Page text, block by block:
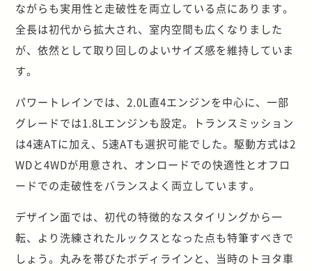
ながらも実用性と走破性を両立している点にあります。
全長は初代から拡大され、室内空間も広くなりました
が、依然として取り回しのよいサイズ感を維持していま
す。
パワートレインでは、2.0L直4エンジンを中心に、一部
グレードでは1.8Lエンジンも設定。トランスミッション
は4速ATに加え、5速ATも選択可能でした。駆動方式は2
WDと4WDが用意され、オンロードでの快適性とオフロ
ードでの走破性をバランスよく両立しています。
デザイン面では、初代の特徴的なスタイリングから一
転、より洗練されたルックスとなった点も特筆すべきで
しょう。丸みを帯びたボディラインと、当時のトヨタ車